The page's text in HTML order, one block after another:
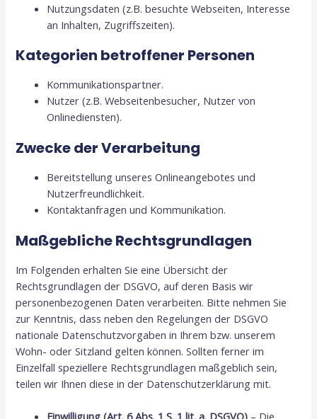
Nutzungsdaten (z.B. besuchte Webseiten, Interesse
an Inhalten, Zugriffszeiten).
Kategorien betroffener Personen
Kommunikationspartner.
Nutzer (z.B. Webseitenbesucher, Nutzer von
Onlinediensten).
Zwecke der Verarbeitung
Bereitstellung unseres Onlineangebotes und
Nutzerfreundlichkeit.
Kontaktanfragen und Kommunikation.
Maßgebliche Rechtsgrundlagen
Im Folgenden erhalten Sie eine Übersicht der
Rechtsgrundlagen der DSGVO, auf deren Basis wir
personenbezogenen Daten verarbeiten. Bitte nehmen Sie
zur Kenntnis, dass neben den Regelungen der DSGVO
nationale Datenschutzvorgaben in Ihrem bzw. unserem
Wohn- oder Sitzland gelten können. Sollten ferner im
Einzelfall speziellere Rechtsgrundlagen maßgeblich sein,
teilen wir Ihnen diese in der Datenschutzerklärung mit.